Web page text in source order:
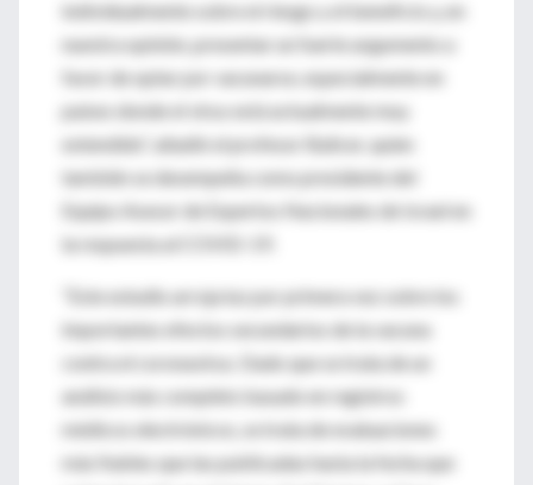
individualmente sobre el riesgo y el beneficio y, en
nuestra opinión, presentar un fuerte argumento a
favor de optar por vacunarse, especialmente en
países donde el virus está actualmente muy
extendido”, añadió el profesor Balicer, quien
también se desempeña como presidente del
Equipo Asesor de Expertos Nacionales de Israel en
la respuesta al COVID-19.
“Este estudio arroja luz por primera vez sobre los
importantes efectos secundarios de la vacuna
contra el coronavirus. Dado que se trata de un
análisis más completo basado en registros
médicos electrónicos, se trata de evaluaciones
más fiables que las publicadas hasta la fecha que